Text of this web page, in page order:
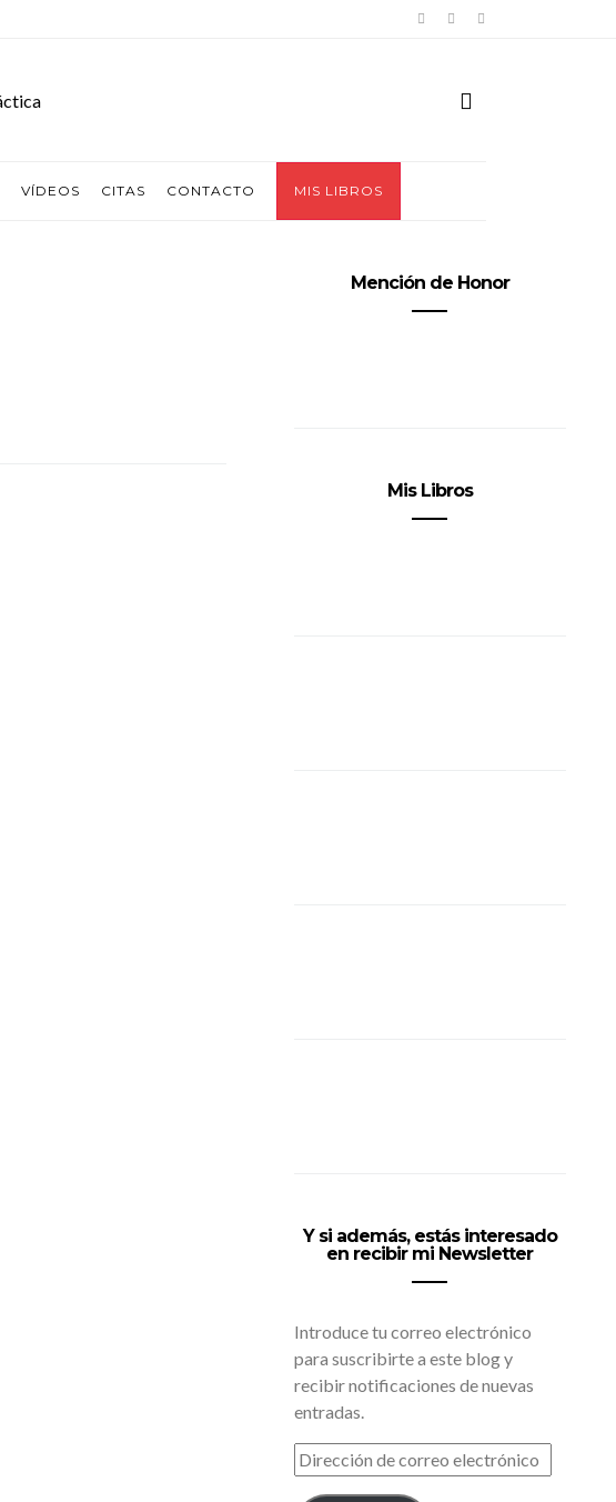
VÍDEOS CITAS CONTACTO MIS LIBROS
Mención de Honor
Mis Libros
Y si además, estás interesado
en recibir mi Newsletter
Introduce tu correo electrónico
para suscribirte a este blog y
recibir notificaciones de nuevas
entradas.
DIRECCIÓN
DE
CORREO